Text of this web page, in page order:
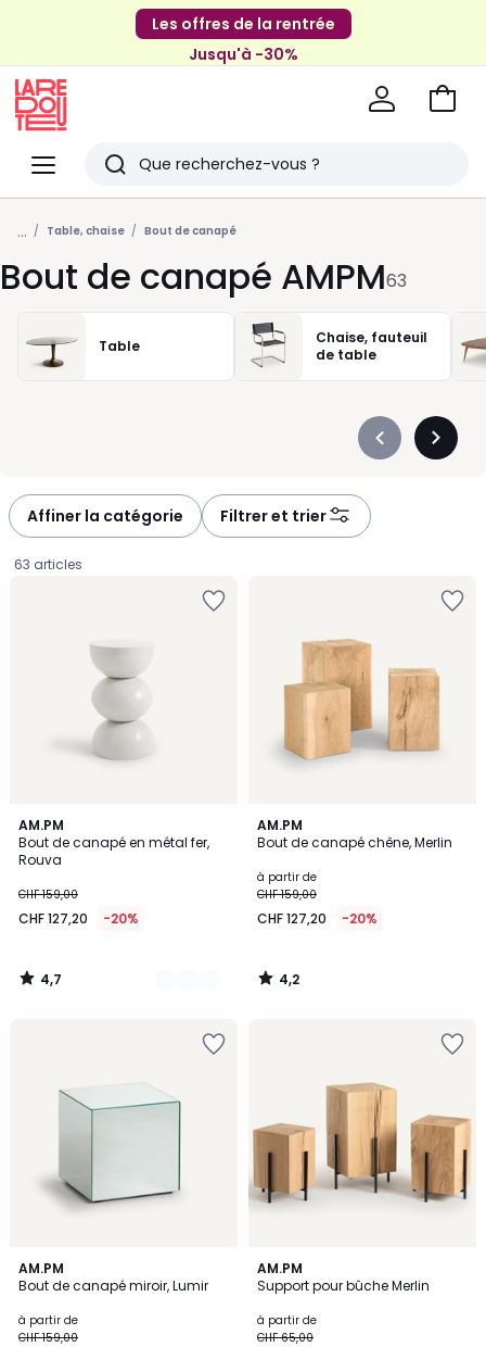
Les offres de la rentrée
Jusqu'à -30%
Menu
Redoute
Rechercher
Derniers
articles
vus
Aller
... Table, chaise Bout de canapé
Bout de canapé AMPM63
Table
Chaise, fauteuil
de table
Précédent
Affiner la catégorie Filtrer et trier
63 articles
AM.PM
Bout de canapé en métal fer,
Rouva
127,20
au
de
CHF
appliquée.
CHF 159,00
CHF 127,20 -20%
4,7
/ 5
5
Couleurs
4,7
/
AM.PM
Bout de canapé chêne, Merlin
à partir de
CHF 159,00
CHF 127,20 -20%
4,2
/ 5
4,2
/
AM.PM
Bout de canapé miroir, Lumir
à partir de
CHF 159,00
4,8
/ 5
2
Couleurs
AM.PM
Support pour bûche Merlin
à partir de
CHF 65,00
4,1
/ 5